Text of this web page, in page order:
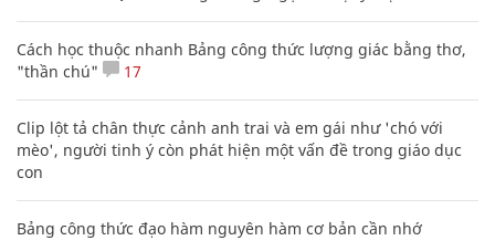
Cách học thuộc nhanh Bảng công thức lượng giác bằng thơ,
"thần chú"
17
Clip lột tả chân thực cảnh anh trai và em gái như 'chó với
mèo', người tinh ý còn phát hiện một vấn đề trong giáo dục
con
Bảng công thức đạo hàm nguyên hàm cơ bản cần nhớ